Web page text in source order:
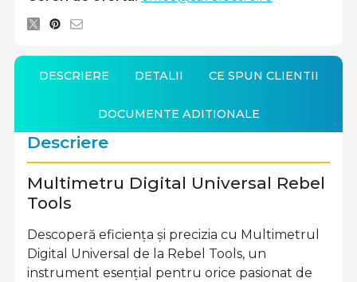
DESCRIERE DETALII CE SPUN CLIENTII
DOCUMENTE ADITIONALE
Descriere
Multimetru Digital Universal Rebel
Tools
Descoperă eficiența și precizia cu Multimetrul
Digital Universal de la Rebel Tools, un
instrument esențial pentru orice pasionat de